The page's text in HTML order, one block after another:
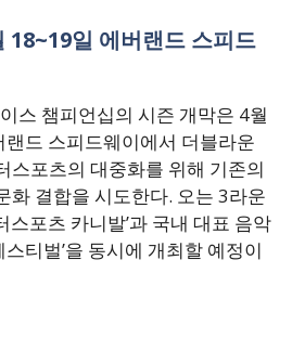
18~19일 에버랜드 스피드
스 챔피언십의 시즌 개막은 4월
드 스피드웨이에서 더블라운
스포츠의 대중화를 위해 기존의
화 결합을 시도한다. 오는 3라운
스포츠 카니발’과 국내 대표 음악
티벌’을 동시에 개최할 예정이